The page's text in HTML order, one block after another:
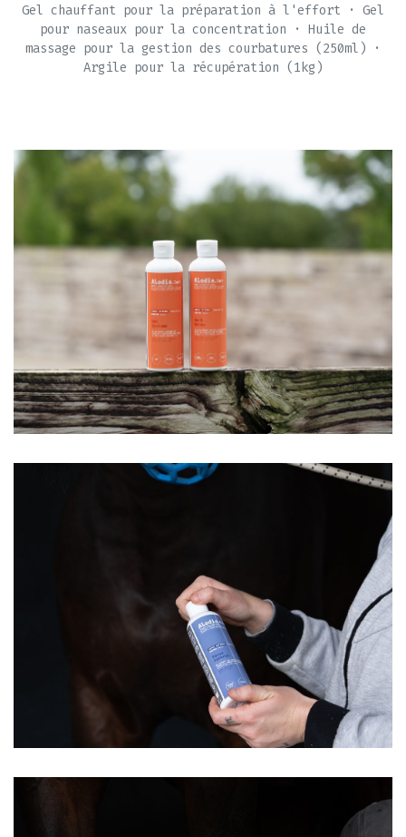
Gel chauffant pour la préparation à l'effort · Gel
pour naseaux pour la concentration · Huile de
massage pour la gestion des courbatures (250ml) ·
Argile pour la récupération (1kg)